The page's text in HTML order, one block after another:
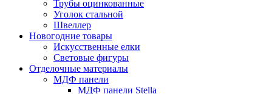
Трубы оцинкованные
Уголок стальной
Швеллер
Новогодние товары
Искусственные елки
Световые фигуры
Отделочные материалы
МДФ панели
МДФ панели Stella